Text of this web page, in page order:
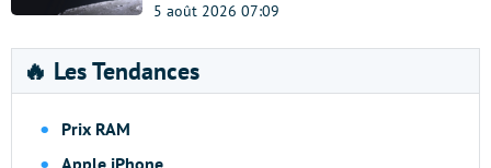
5 août 2026 07:09
🔥 Les Tendances
Prix RAM